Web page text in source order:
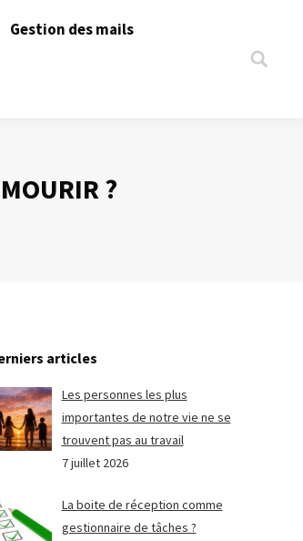
Gestion des mails
Search:
?
articles
Les personnes les plus
importantes de notre vie ne se
trouvent pas au travail
7 juillet 2026
La boite de réception comme
gestionnaire de tâches ?